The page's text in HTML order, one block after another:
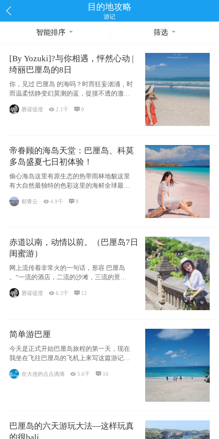
目的地攻略
游记
智能排序 筛选
[By Yozuki]?与你相遇，怦然心动 |
绮丽巴厘岛的8日
你，见过 巴厘岛 的海吗？时而狂妄汹涌，时
而温柔恬静变幻莫测的蓝，捉摸不透的澈这
些是
唇诓堤澄 2.1千 0
帝眷顾的海岛天堂：巴厘岛、科莫
多岛盛夏七日初体验！
偷心海岛这里有原生态的热带雨林地貌这里
有大自然最独特的色彩这里的海鲜全球最便
郁青云 4.9千 8
赤道以南，动情以前。（巴厘岛7日
闺蜜游）
网上流传着非常火的一句话，形容 巴厘岛
。“一流的酒店，二流的沙滩，三流的景
点。”这
唇诓堤澄 6.3千  12
简单游巴厘
今天是正式开始巴厘岛旅程的第一天，现在
我坐在飞往巴厘岛的飞机上来写这篇游记。
在大连的点点滴滴  5.6千  16
巴厘岛的六天游玩大法—这样玩真